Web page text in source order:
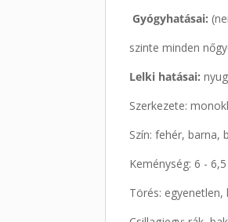
Gyógyhatásai:
szinte minden
Lelki hatásai:
Szerkezete:
Szín: fehér, barna,
Keménység: 6 - 6,5
Törés: egyenetlen,